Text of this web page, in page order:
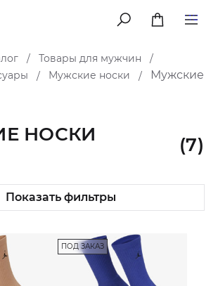
меню
/ Товары для мужчин
/
/ Мужские носки /
Мужские
НОСКИ
(7)
Показать фильтры
ПОД ЗАКАЗ